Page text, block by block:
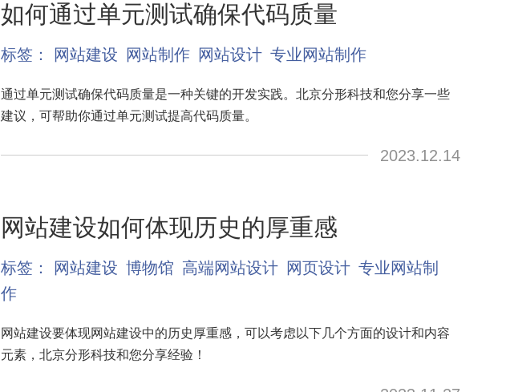
如何通过单元测试确保代码质量
标签： 网站建设 网站制作 网站设计 专业网站制作
通过单元测试确保代码质量是一种关键的开发实践。北京分形科技和您分享一些
建议，可帮助你通过单元测试提高代码质量。
2023.12.14
网站建设如何体现历史的厚重感
标签： 网站建设 博物馆 高端网站设计 网页设计 专业网站制
作
网站建设要体现网站建设中的历史厚重感，可以考虑以下几个方面的设计和内容
元素，北京分形科技和您分享经验！